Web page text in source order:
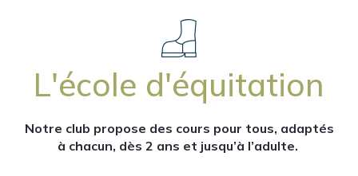
L'école d'équitation
Notre club propose des cours pour tous, adaptés
à chacun, dès 2 ans et jusqu’à l’adulte.